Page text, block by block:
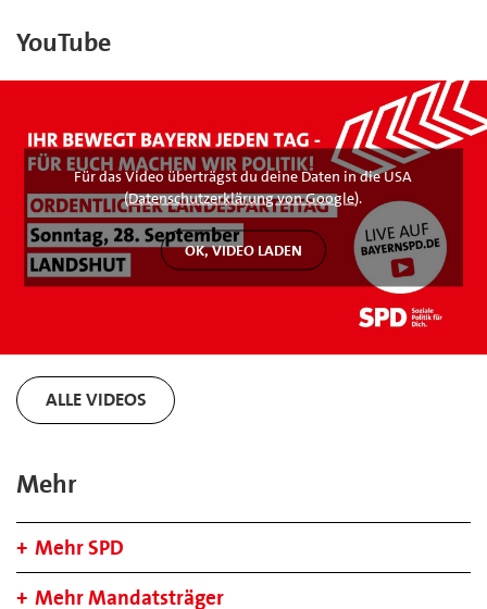
YouTube
Für das Video überträgst du deine Daten in die USA
(Datenschutzerklärung von Google).
ALLE VIDEOS
Mehr
Mehr SPD
Mehr Mandatsträger